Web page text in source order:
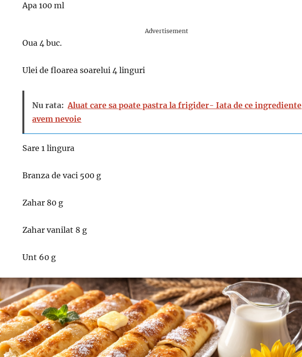
Apa 100 ml
Advertisement
Oua 4 buc.
Ulei de floarea soarelui 4 linguri
Nu rata: Aluat care sa poate pastra la frigider- Iata de ce ingrediente
avem nevoie
Sare 1 lingura
Branza de vaci 500 g
Zahar 80 g
Zahar vanilat 8 g
Unt 60 g